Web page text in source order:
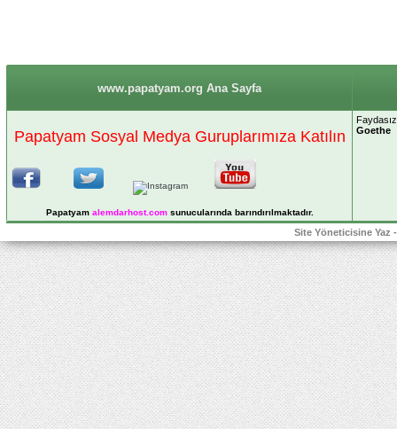
www.papatyam.org Ana Sayfa
Papatyam Sosyal Medya Guruplarımıza Katılın
Papatyam alemdarhost.comsunucularında barındırılmaktadır.
Goethe
Site Yöneticisine Yaz